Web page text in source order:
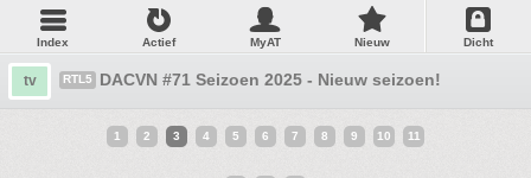
Index Actief MyAT Nieuw Dicht
tv RTL5 DACVN #71 Seizoen 2025 - Nieuw seizoen!
1 2 3 4 5 6 7 8 9 10 11